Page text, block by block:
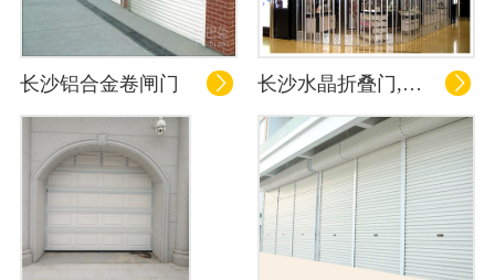
长沙铝合金卷闸门  长沙水晶折叠门,长沙商铺门 